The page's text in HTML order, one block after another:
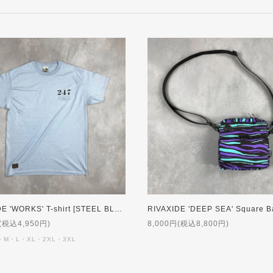
RIVAXIDE 'WORKS' T-shirt [STEEL BLUE]
込4,950円)
M・L・XL・2XL・3XL
RIVAXIDE 'DEEP SEA' Square
8,000円(税込8,800円)